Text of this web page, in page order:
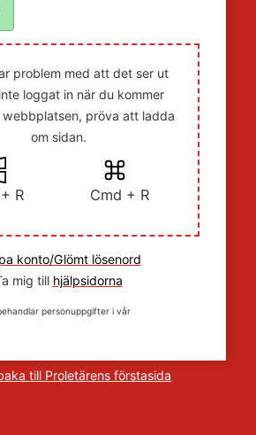
problem med att det ser ut
loggat in när du kommer
pröva att ladda
om sidan.
R Cmd + R
konto/Glömt lösenord
mig till hjälpsidorna
personuppgifter i vår
till Proletärens förstasida